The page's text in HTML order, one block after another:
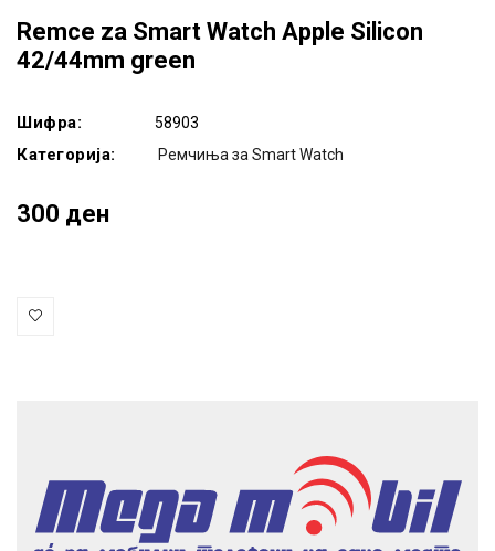
Remce za Smart Watch Apple Silicon
42/44mm green
Шифра: 58903
Категорија: Ремчиња за Smart Watch
300 ден